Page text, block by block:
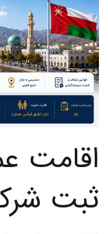
اقامت
ثبت